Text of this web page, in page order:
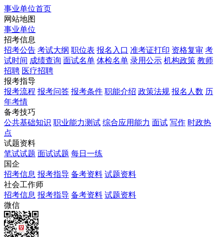
事业单位首页
网站地图
事业单位
招考信息
招考公告 考试大纲 职位表 报名入口 准考证打印 资格复审 考
试时间 成绩查询 面试名单 体检名单 录用公示 机构政策 教师
招聘 医疗招聘
报考指导
报考流程 报考问答 报考条件 职能介绍 政策法规 报名人数 历
年考情
备考技巧
公共基础知识 职业能力测试 综合应用能力 面试 写作 时政热
点
试题资料
笔试试题 面试试题 每日一练
国企
招考信息 报考指导 备考资料 试题资料
社会工作师
招考信息 报考指导 备考资料 试题资料
微信